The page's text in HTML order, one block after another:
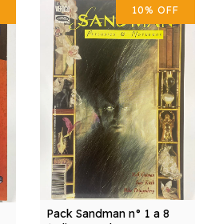
10% OFF
Pack Sandman n° 1 a 8